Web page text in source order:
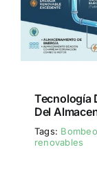
Tecnología
Del
Tags: Bombeo
renovables